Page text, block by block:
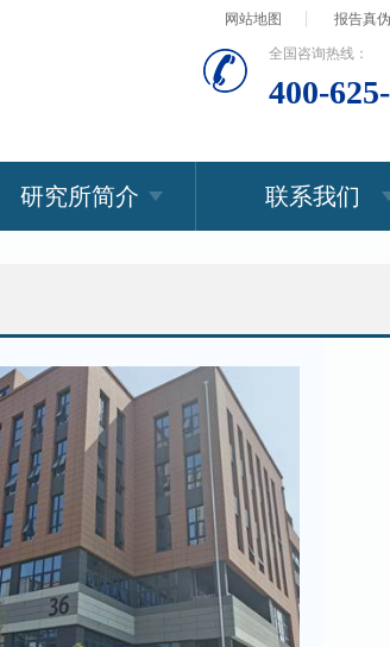
网站地图 报告真
全国咨询热线：
400-
研究所简介 联系我们